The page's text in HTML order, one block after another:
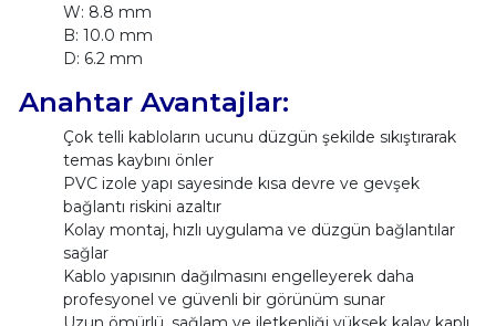
W: 8.8 mm
B: 10.0 mm
D: 6.2 mm
Anahtar Avantajlar:
Çok telli kabloların ucunu düzgün şekilde sıkıştırarak
temas kaybını önler
PVC izole yapı sayesinde kısa devre ve gevşek
bağlantı riskini azaltır
Kolay montaj, hızlı uygulama ve düzgün bağlantılar
sağlar
Kablo yapısının dağılmasını engelleyerek daha
profesyonel ve güvenli bir görünüm sunar